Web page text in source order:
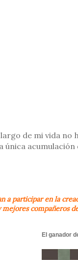
de mi vida no
acumulación
a participar en la
compañeros
El ganador